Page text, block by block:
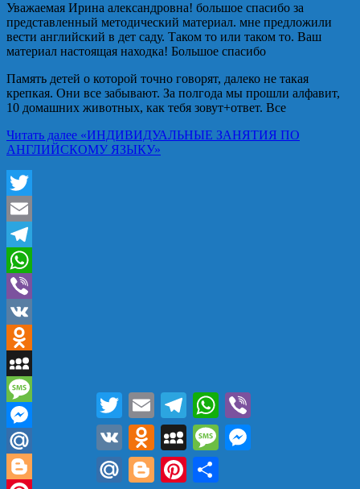
Уважаемая Ирина александровна! большое спасибо за
представленный методический материал. мне предложили
вести английский в дет саду. Таком то или таком то. Ваш
материал настоящая находка! Большое спасибо
Память детей о которой точно говорят, далеко не такая
крепкая. Они все забывают. За полгода мы прошли алфавит,
10 домашних животных, как тебя зовут+ответ. Все
Читать далее «ИНДИВИДУАЛЬНЫЕ ЗАНЯТИЯ ПО
АНГЛИЙСКОМУ ЯЗЫКУ»
Twitter
Email
Telegram
WhatsApp
Viber
VK
Odnoklassniki
MySpace
Message
Messenger
Mail.Ru
Twitter Email TelegramWhatsApp
VK Odnoklassniki
MySpaceMessage
Mail.RuBloggerPinterest